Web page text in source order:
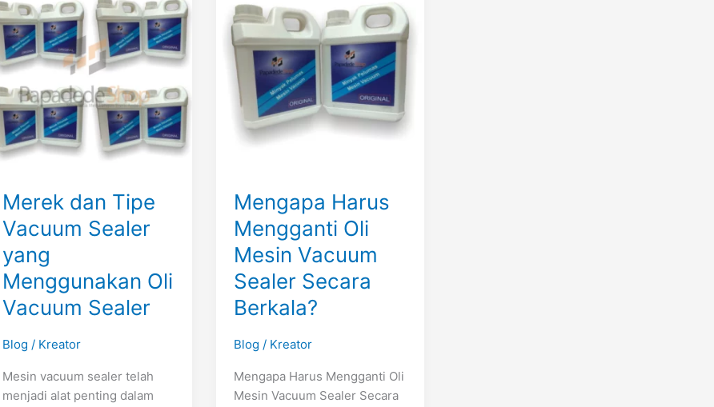
Merek dan Tipe
Vacuum Sealer
yang
Menggunakan Oli
Vacuum Sealer
Blog / Kreator
Mesin vacuum sealer telah
menjadi alat penting dalam
dan
Tipe
Vacuum
Sealer
yang
Menggunakan
Oli
Vacuum
Sealer
Mengapa Harus
Mengganti Oli
Mesin Vacuum
Sealer Secara
Berkala?
Blog / Kreator
Mengapa Harus Mengganti Oli
Mesin Vacuum Sealer Secara
Harus
Mengganti
Oli
Mesin
Vacuum
Sealer
Secara
Berkala?